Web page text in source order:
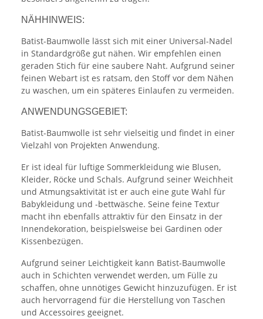
NÄHHINWEIS:
Batist-Baumwolle lässt sich mit einer Universal-Nadel
in Standardgröße gut nähen. Wir empfehlen einen
geraden Stich für eine saubere Naht. Aufgrund seiner
feinen Webart ist es ratsam, den Stoff vor dem Nähen
zu waschen, um ein späteres Einlaufen zu vermeiden.
ANWENDUNGSGEBIET:
Batist-Baumwolle ist sehr vielseitig und findet in einer
Vielzahl von Projekten Anwendung.
Er ist ideal für luftige Sommerkleidung wie Blusen,
Kleider, Röcke und Schals. Aufgrund seiner Weichheit
und Atmungsaktivität ist er auch eine gute Wahl für
Babykleidung und -bettwäsche. Seine feine Textur
macht ihn ebenfalls attraktiv für den Einsatz in der
Innendekoration, beispielsweise bei Gardinen oder
Kissenbezügen.
Aufgrund seiner Leichtigkeit kann Batist-Baumwolle
auch in Schichten verwendet werden, um Fülle zu
schaffen, ohne unnötiges Gewicht hinzuzufügen. Er ist
auch hervorragend für die Herstellung von Taschen
und Accessoires geeignet.